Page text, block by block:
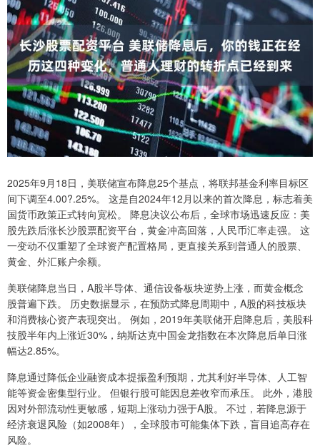
2025年9月18日，美联储宣布降息25个基点，将联邦基金利率目标区
间下调至4.00?.25%。 这是自2024年12月以来的首次降息，标志着美
国货币政策正式转向宽松。 降息决议公布后，全球市场迅速反应：美
股先跌后涨长沙股票配资平台，黄金冲高回落，人民币汇率走强。 这
一变动不仅重塑了全球资产配置格局，更直接关系到普通人的股票、
黄金、外汇账户余额。
美联储降息当日，A股半导体、通信设备板块逆势上涨，而黄金概念
股普遍下跌。 历史数据显示，在预防式降息周期中，A股的科技板块
和消费核心资产表现突出。 例如，2019年美联储开启降息后，美股科
技股半年内上涨近30%，纳斯达克中国金龙指数在本次降息后单日涨
幅达2.85%。
降息通过降低企业融资成本提振盈利预期，尤其利好半导体、人工智
能等资金密集型行业。 但银行股可能因息差收窄而承压。 此外，港股
因对外部流动性更敏感，短期上涨动力强于A股。 不过，若降息源于
经济衰退风险（如2008年），全球股市可能集体下跌，盲目追高存在
风险。